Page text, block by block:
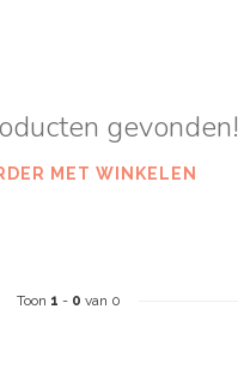
gevonden!
MET WINKELEN
Toon 1 - 0 van 0